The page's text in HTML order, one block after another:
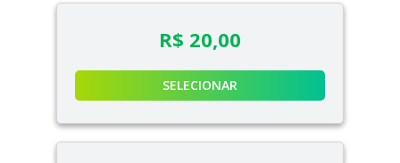
R$ 20,00
SELECIONAR